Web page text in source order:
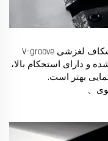
نگهدارنده ابزار از یک ساختار قابل تنظیم شکاف لغزشی V-groove
و دارای استحکام بالا،
بهتر است.